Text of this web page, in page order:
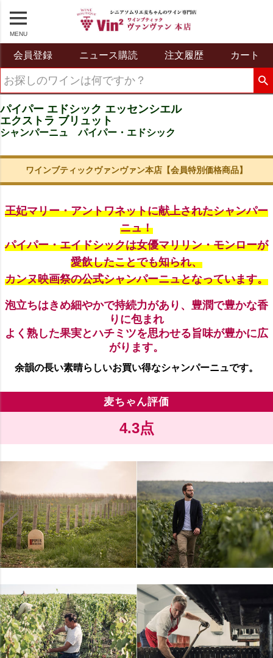
MENU
会員登録 ニュース購読 注文履歴 カート
パイパー エドシック エッセンシエル
エクストラ ブリュット
シャンパーニュ パイパー・エドシック
ワインブティックヴァンヴァン本店【会員特別価格商品】
王妃マリー・アントワネットに献上されたシャンパー
ニュ！
パイパー・エイドシックは女優マリリン・モンローが
愛飲したことでも知られ、
カンヌ映画祭の公式シャンパーニュとなっています。
泡立ちはきめ細やかで持続力があり、豊潤で豊かな香
りに包まれ
よく熟した果実とハチミツを思わせる旨味が豊かに広
がります。
余韻の長い素晴らしいお買い得なシャンパーニュです。
麦ちゃん評価
4.3点